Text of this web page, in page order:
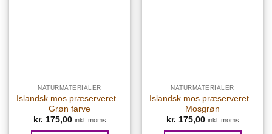
NATURMATERIALER
Islandsk mos præserveret –
Grøn farve
kr. 175,00 inkl. moms
NATURMATERIALER
Islandsk mos præserveret –
Mosgrøn
kr. 175,00 inkl. moms